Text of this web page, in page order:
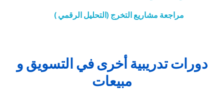
مراجعة مشاريع التخرج (التحليل الرقمي )
دورات تدريبية أخرى في التسويق و
مبيعات